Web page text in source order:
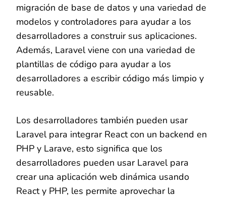
migración de base de datos y una variedad de
modelos y controladores para ayudar a los
desarrolladores a construir sus aplicaciones.
Además, Laravel viene con una variedad de
plantillas de código para ayudar a los
desarrolladores a escribir código más limpio y
reusable.
Los desarrolladores también pueden usar
Laravel para integrar React con un backend en
PHP y Larave, esto significa que los
desarrolladores pueden usar Laravel para
crear una aplicación web dinámica usando
React y PHP, les permite aprovechar la